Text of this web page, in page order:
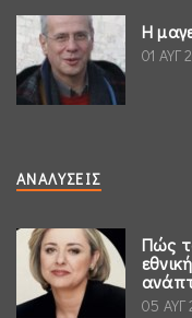
Η
01 ΑΥΓ
ΑΝΑΛΎΣΕΙΣ
Πώς
05 ΑΥΓ